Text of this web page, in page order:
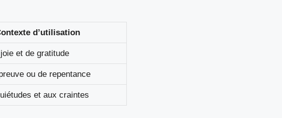
d’utilisation
et de gratitude
ou de repentance
et aux craintes